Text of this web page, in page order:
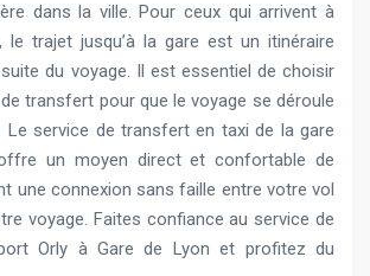
dans la ville. Pour ceux qui arrivent à
le trajet jusqu’à la gare est un itinéraire
du voyage. Il est essentiel de choisir
transfert pour que le voyage se déroule
Le service de transfert en taxi de la gare
un moyen direct et confortable de
une connexion sans faille entre votre vol
voyage. Faites confiance au service de
Orly à Gare de Lyon et profitez du